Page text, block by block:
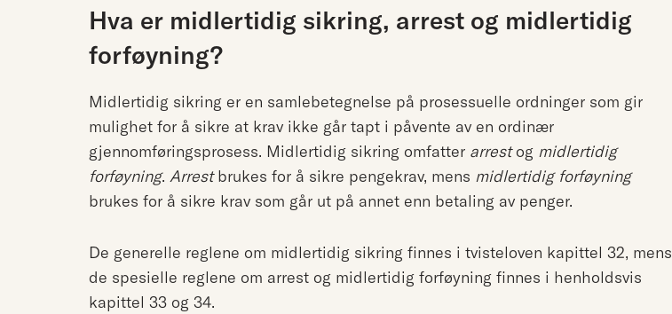
Hva er midlertidig sikring, arrest og midlertidig
forføyning?
Midlertidig sikring er en samlebetegnelse på prosessuelle ordninger som gir
mulighet for å sikre at krav ikke går tapt i påvente av en ordinær
gjennomføringsprosess. Midlertidig sikring omfatter arrestog midlertidig
forføyning. Arrestbrukes for å sikre pengekrav, mens midlertidig forføyning
brukes for å sikre krav som går ut på annet enn betaling av penger.
De generelle reglene om midlertidig sikring finnes i tvisteloven kapittel 32, mens
de spesielle reglene om arrest og midlertidig forføyning finnes i henholdsvis
kapittel 33 og 34.